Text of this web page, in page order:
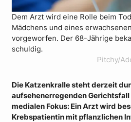
Dem Arzt wird eine Rolle beim
Mädchens und eines
vorgeworfen. Der 68-Jährige
schuldig.
Pitchy/
Die Katzenkralle steht derzeit
aufsehenerregenden Gerichtsfall
medialen Fokus: Ein Arzt wird
Krebspatientin mit pflanzlichen